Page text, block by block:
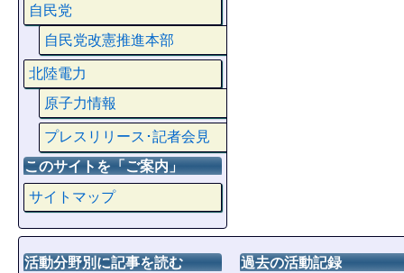
自民党
自民党改憲推進本部
北陸電力
原子力情報
プレスリリース･記者会見
このサイトを「ご案内」
サイトマップ
活動分野別に記事を読む 過去の活動記録